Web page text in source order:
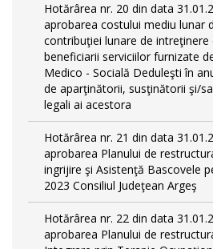
Hotărârea nr. 20 din data
aprobarea costului mediu lunar
contribuţiei lunare de
beneficiarii serviciilor furnizate
Medico - Socială Deduleşti în
de aparţinătorii, susţinătorii şi/
legali ai acestora
Hotărârea nr. 21 din data
aprobarea Planului de
ingrijire şi Asistenţă Bascovele
2023 Consiliul Judeţean Argeş
Hotărârea nr. 22 din data
aprobarea Planului de